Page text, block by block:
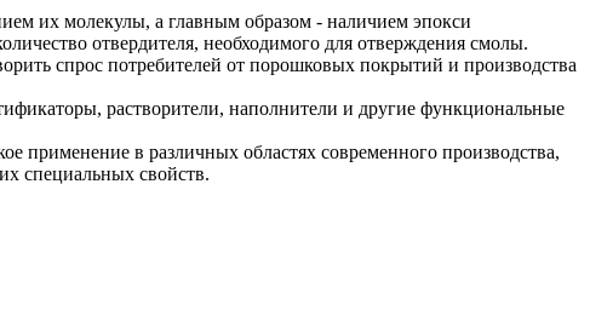
их молекулы, а главным образом - наличием эпокси
отвердителя, необходимого для отверждения смолы.
спрос потребителей от порошковых покрытий и производства
растворители, наполнители и другие функциональные
применение в различных областях современного производства,
специальных свойств.